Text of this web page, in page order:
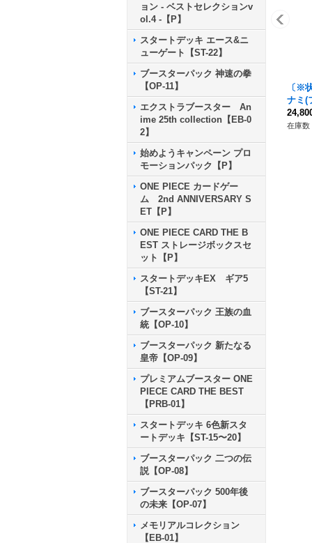
ョン - ベストセレクションv
ol.4 -【P】
スタートデッキ エース&ニ
ューゲート【ST-22】
ブースターパック 神速の拳
【OP-11】
エクストラブースター An
ime 25th collection【EB-0
2】
始めようキャンペーン プロ
モーションパック【P】
ONE PIECE カードゲー
ム 2nd ANNIVERSARY S
ET【P】
ONE PIECE CARD THE B
EST ストレージボックスセ
ット【P】
スタートデッキEX ギア5
【ST-21】
ブースターパック 王族の血
統【OP-10】
ブースターパック 新たなる
皇帝【OP-09】
プレミアムブースター ONE
PIECE CARD THE BEST
【PRB-01】
スタートデッキ 6色新スタ
ートデッキ【ST-15〜20】
ブースターパック 二つの伝
説【OP-08】
ブースターパック 500年後
の未来【OP-07】
メモリアルコレクション
【EB-01】
〔※
ナミ(
oushi
01-
在庫数